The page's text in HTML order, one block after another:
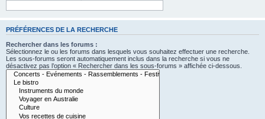
PRÉFÉRENCES DE LA RECHERCHE
Rechercher dans les forums :
Sélectionnez le ou les forums dans lesquels vous souhaitez effectuer une recherche.
Les sous-forums seront automatiquement inclus dans la recherche si vous ne
désactivez pas l’option « Rechercher dans les sous-forums » affichée ci-dessous.